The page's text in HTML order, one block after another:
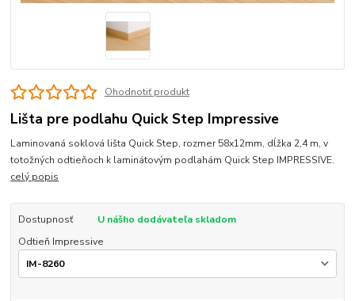
Ohodnotiť produkt
Lišta pre podlahu Quick Step Impressive
Laminovaná soklová lišta Quick Step, rozmer 58x12mm, dĺžka 2,4 m, v
totožných odtieňoch k laminátovým podlahám Quick Step IMPRESSIVE.
celý popis
Dostupnosť
U nášho dodávateľa skladom
Odtieň Impressive